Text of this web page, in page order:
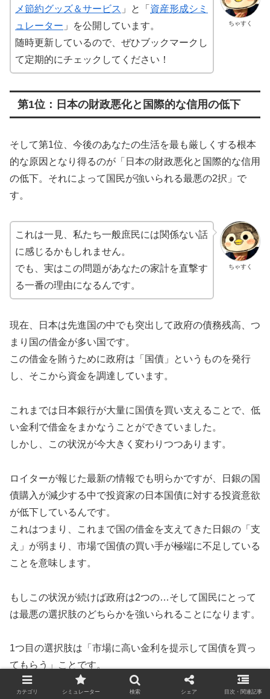
ちゃすく
メ節約グッズ＆サービス 」と「 資産形成シミ
ュレーター 」を公開しています。
随時更新しているので、ぜひブックマークし
て定期的にチェックしてください！
第1位：日本の財政悪化と国際的な信用の低下
そして第1位、今後のあなたの生活を最も厳しくする根本
的な原因となり得るのが「日本の財政悪化と国際的な信用
の低下。それによって国民が強いられる最悪の2択」で
す。
ちゃすく
これは一見、私たち一般庶民には関係ない話
に感じるかもしれません。
でも、実はこの問題があなたの家計を直撃す
る一番の理由になるんです。
現在、日本は先進国の中でも突出して政府の債務残高、つ
まり国の借金が多い国です。
この借金を賄うために政府は「国債」というものを発行
し、そこから資金を調達しています。
これまでは日本銀行が大量に国債を買い支えることで、低
い金利で借金をまかなうことができていました。
しかし、この状況が今大きく変わりつつあります。
ロイターが報じた最新の情報でも明らかですが、日銀の国
債購入が減少する中で投資家の日本国債に対する投資意欲
が低下しているんです。
これはつまり、これまで国の借金を支えてきた日銀の「支
え」が弱まり、市場で国債の買い手が極端に不足している
ことを意味します。
もしこの状況が続けば政府は2つの…そして国民にとって
は最悪の選択肢のどちらかを強いられることになります。
1つ目の選択肢は「市場に高い金利を提示して国債を買っ
てもらう」ことです。
これは政府が「お金を借りるためのコスト」を上げてで
カテゴリ シミュレーター 検索 シェア 目次・関連記事